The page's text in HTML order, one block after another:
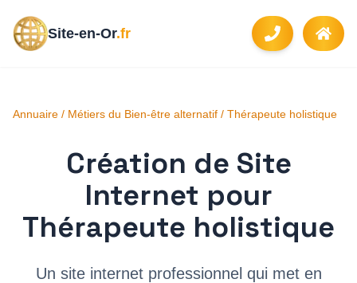
Site-en-Or.fr
Annuaire / Métiers du Bien-être alternatif / Thérapeute holistique
Création de Site
Internet pour
Thérapeute holistique
Un site internet professionnel qui met en